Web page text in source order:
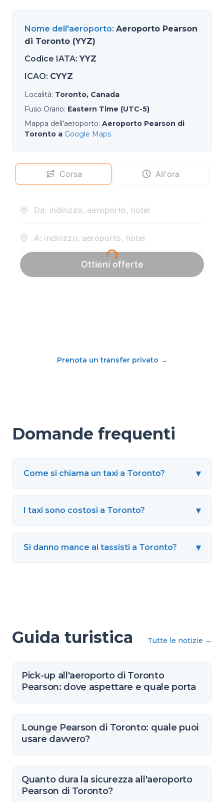
Nome dell'aeroporto: Aeroporto Pearson
di Toronto (YYZ)
Codice IATA: YYZ
ICAO: CYYZ
Località: Toronto, Canada
Fuso Orario: Eastern Time (UTC-5)
Mappa dell'aeroporto: Aeroporto Pearson di
Toronto a Google Maps
Prenota un transfer privato →
Domande frequenti
Come si chiama un taxi a Toronto? ▾
I taxi sono costosi a Toronto? ▾
Si danno mance ai tassisti a Toronto? ▾
Guida turistica Tutte le notizie →
Pick-up all'aeroporto di Toronto
Pearson: dove aspettare e quale porta
Lounge Pearson di Toronto: quale puoi
usare davvero?
Quanto dura la sicurezza all'aeroporto
Pearson di Toronto?